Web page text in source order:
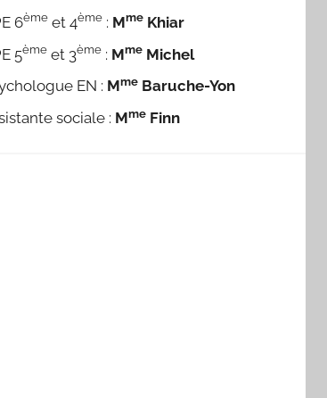
6èmeet 4ème: MmeKhiar
5èmeet 3ème: MmeMichel
EN : MmeBaruche-Yon
sociale : MmeFinn